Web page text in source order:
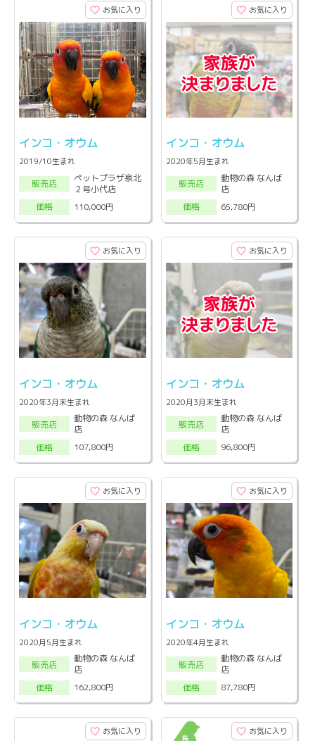
お気に入り
インコ・オウム
2019/10生まれ
販売店
ペットプラザ泉北
２号小代店
価格
110,000円
お気に入り
インコ・オウム
2020年5月生まれ
販売店
動物の森 なんば
店
価格
65,780円
お気に入り
インコ・オウム
2020年3月末生まれ
販売店
動物の森 なんば
店
価格
107,800円
お気に入り
インコ・オウム
2020月3月末生まれ
販売店
動物の森 なんば
店
価格
96,800円
お気に入り
インコ・オウム
2020月5月生まれ
販売店
動物の森 なんば
店
価格
162,800円
お気に入り
インコ・オウム
2020年4月生まれ
販売店
動物の森 なんば
店
価格
87,780円
お気に入り お気に入り